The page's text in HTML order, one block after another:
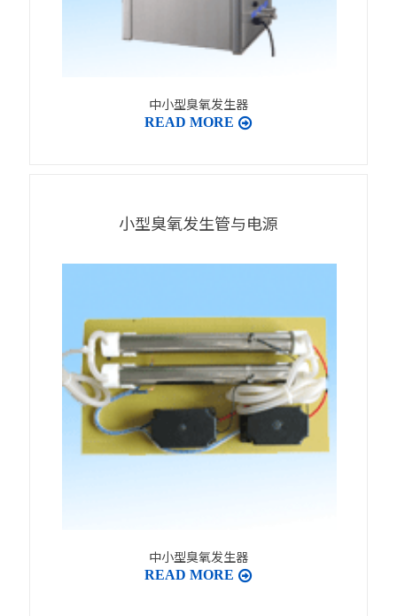
中小型臭氧发生器
READ MORE
小型臭氧发生管与电源
中小型臭氧发生器
READ MORE